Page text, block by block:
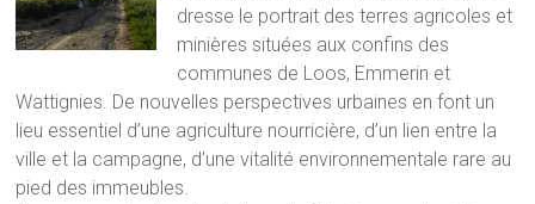
dresse le portrait des terres agricoles et
minières situées aux confins des
communes de Loos, Emmerin et
Wattignies. De nouvelles perspectives urbaines en font un
lieu essentiel d’une agriculture nourricière, d’un lien entre la
ville et la campagne, d’une vitalité environnementale rare au
pied des immeubles.